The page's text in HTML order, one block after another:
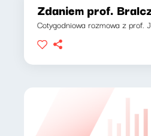
Zdaniem prof.
Cotygodniowa rozmowa z prof.